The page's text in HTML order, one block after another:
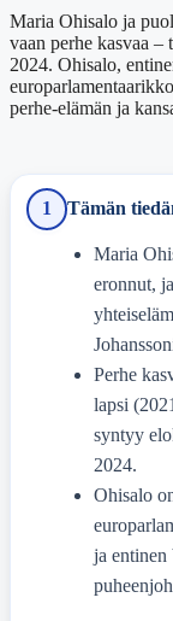
Maria Ohisalo ja
vaan perhe kasvaa –
2024. Ohisalo,
perhe-elämän ja
1 Tämän
Maria
eronnut,
Perhe
lapsi
syntyy
2024.
Ohisalo
ja entinen